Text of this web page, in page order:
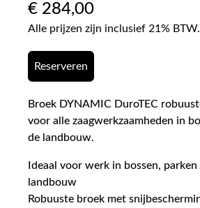
€ 284,00
Alle prijzen zijn inclusief 21% BTW.
Reserveren
Broek DYNAMIC DuroTEC
voor alle zaagwerkzaamheden in
de landbouw.
Ideaal voor werk in bossen, parken
landbouw
Robuuste broek met